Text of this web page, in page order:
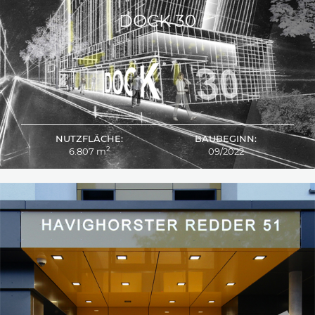
HOLSTEINER CHAUSSEE
DOCK 30
NUTZFLÄCHE:
6.807 m2
BAUBEGINN:
09/2022